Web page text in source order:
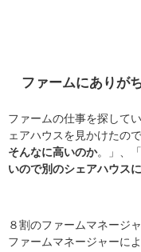
ファームにありが
ファームの仕事を探して
ェアハウスを見かけたの
そんなに高いのか。」、「
いので別のシェアハウス
８割のファームマネージ
ファームマネージャーに